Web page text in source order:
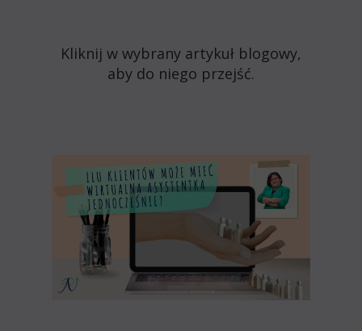
Kliknij w wybrany artykuł blogowy,
aby do niego przejść.